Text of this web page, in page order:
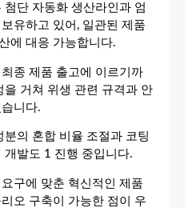
단 자동화 생산라인과 엄
유하고 있어, 일관된 제품
에 대응 가능합니다.
종 제품 출고에 이르기까
을 거쳐 위생 관련 규격과 안
니다.
의 혼합 비율 조절과 코팅
개발도 1 진행 중입니다.
구에 맞춘 혁신적인 제품
오 구축이 가능한 점이 우